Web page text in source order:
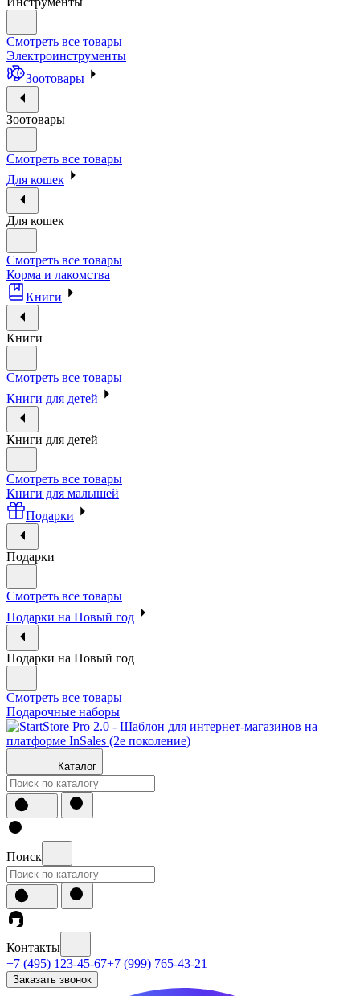
Смотреть все товары
Электроинструменты
Зоотовары
Зоотовары
Смотреть все товары
Для кошек
Для кошек
Смотреть все товары
Корма и лакомства
Книги
Книги
Смотреть все товары
Книги для детей
Книги для детей
Смотреть все товары
Книги для малышей
Подарки
Подарки
Смотреть все товары
Подарки на Новый год
Подарки на Новый год
Смотреть все товары
Подарочные наборы
Каталог
Поиск
Контакты
+7 (495) 123-45-67+7 (999) 765-43-21
Заказать звонок